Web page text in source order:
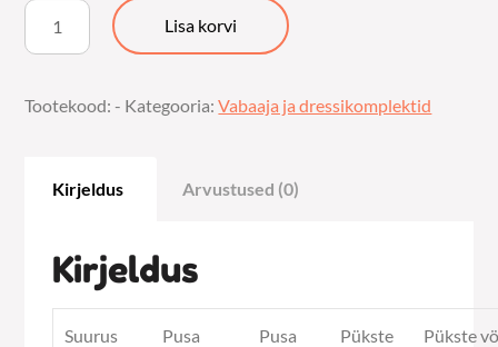
Kollane
minnie
kogus
Lisa korvi
Tootekood:- Kategooria:Vabaaja ja dressikomplektid
Kirjeldus Arvustused (0)
Kirjeldus
Suurus
Pusa
Pusa
Pükste
Pükste